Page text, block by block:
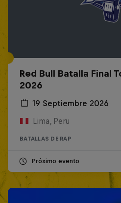
Red Bull Batalla Final
2026
19 Septiembre 2026
Lima, Peru
BATALLAS DE RAP
Próximo evento